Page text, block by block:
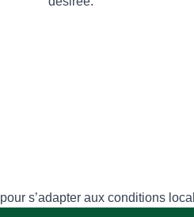
s’adapter aux conditions